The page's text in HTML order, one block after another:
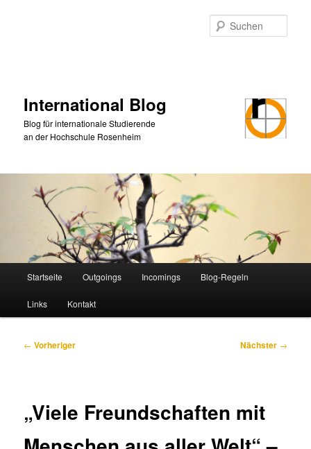
International Blog
Blog für internationale Studierende
an der Hochschule Rosenheim
Startseite Outgoings Incomings Blog-Regeln
Links Kontakt
Beitragsnavigation
← Vorheriger Nächster →
„Viele Freundschaften mit